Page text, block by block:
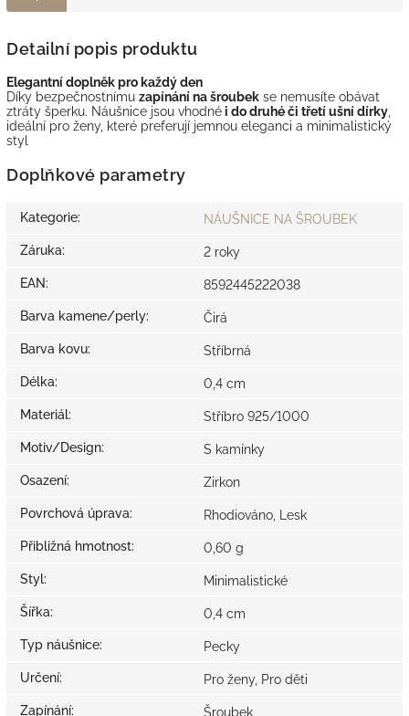
Detailní popis produktu
Elegantní doplněk pro každý den
Díky bezpečnostnímu zapínání na šroubek se nemusíte obávat
ztráty šperku. Náušnice jsou vhodnéi do druhé či třetí ušní dírky,
ideální pro ženy, které preferují jemnou eleganci a minimalistický
styl
Doplňkové parametry
Kategorie: NÁUŠNICE NA ŠROUBEK
Záruka: 2 roky
EAN: 8592445222038
Barva kamene/perly: Čirá
Barva kovu: Stříbrná
Délka: 0,4 cm
Materiál: Stříbro 925/1000
Motiv/Design: S kamínky
Osazení: Zirkon
Povrchová úprava: Rhodiováno, Lesk
Přibližná hmotnost: 0,60 g
Styl: Minimalistické
Šířka: 0,4 cm
Typ náušnice: Pecky
Určení: Pro ženy, Pro děti
Zapínání: Šroubek